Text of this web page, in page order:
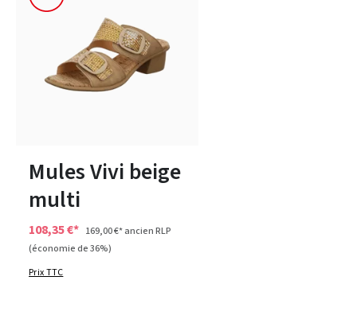
Mules Vivi beige
multi
108,35 €* 169,00 €*ancien RLP
(économie de 36%)
Prix TTC